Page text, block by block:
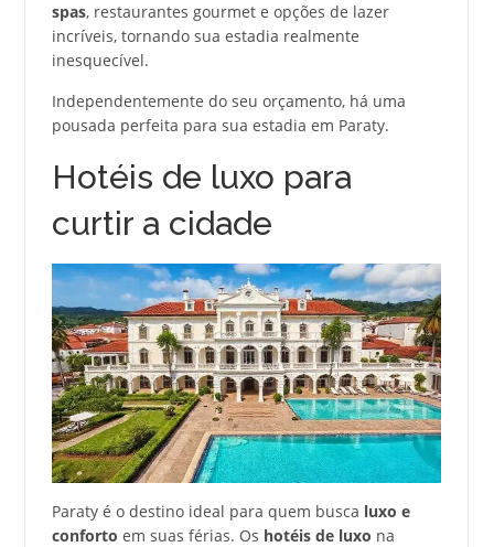
spas, restaurantes gourmet e opções de lazer
incríveis, tornando sua estadia realmente
inesquecível.
Independentemente do seu orçamento, há uma
pousada perfeita para sua estadia em Paraty.
Hotéis de luxo para
curtir a cidade
Paraty é o destino ideal para quem busca luxo e
conforto em suas férias. Os hotéis de luxo na